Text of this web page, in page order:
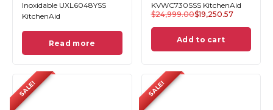
Inoxidable UXL6048YSS
KitchenAid
Read more
KVWC730SSS KitchenAid
$24,999.00$19,250.57
Add to cart
SALE! SALE!